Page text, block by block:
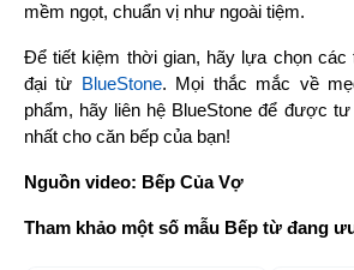
mềm ngọt, chuẩn vị như ngoài tiệm.
Để tiết kiệm thời gian, hãy lựa chọn các
đại từ BlueStone. Mọi thắc mắc về
phẩm, hãy liên hệ BlueStone để được
nhất cho căn bếp của bạn!
Nguồn video: Bếp Của Vợ
Tham khảo một số mẫu Bếp từ đang